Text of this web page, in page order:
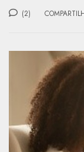
(2)